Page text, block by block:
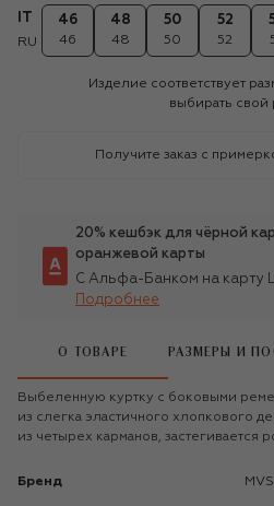
RU
46
46
48
48
50
50
52
52
Изделие соответствует
выбирать свой
Получите заказ с
20% кешбэк для чёрной
оранжевой карты
С Альфа-Банком на карту
Подробнее
О ТОВАРЕ РАЗМЕРЫ И
Выбеленную куртку с боковыми
из слегка эластичного хлопкового
из четырех карманов, застегивается
Бренд